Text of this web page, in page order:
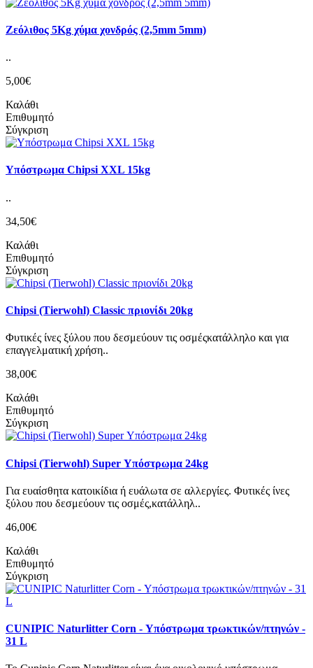
Ζεόλιθος 5Kg χύμα χονδρός (2,5mm 5mm)
..
5,00€
Καλάθι
Επιθυμητό
Σύγκριση
Υπόστρωμα Chipsi XXL 15kg
..
34,50€
Καλάθι
Επιθυμητό
Σύγκριση
Chipsi (Tierwohl) Classic πριονίδι 20kg
Φυτικές ίνες ξύλου που δεσμεύουν τις οσμέςκατάλληλο και για
επαγγελματική χρήση..
38,00€
Καλάθι
Επιθυμητό
Σύγκριση
Chipsi (Tierwohl) Super Υπόστρωμα 24kg
Για ευαίσθητα κατοικίδια ή ευάλωτα σε αλλεργίες. Φυτικές ίνες
ξύλου που δεσμεύουν τις οσμές,κατάλληλ..
46,00€
Καλάθι
Επιθυμητό
Σύγκριση
CUNIPIC Naturlitter Corn - Υπόστρωμα τρωκτικών/πτηνών -
31 L